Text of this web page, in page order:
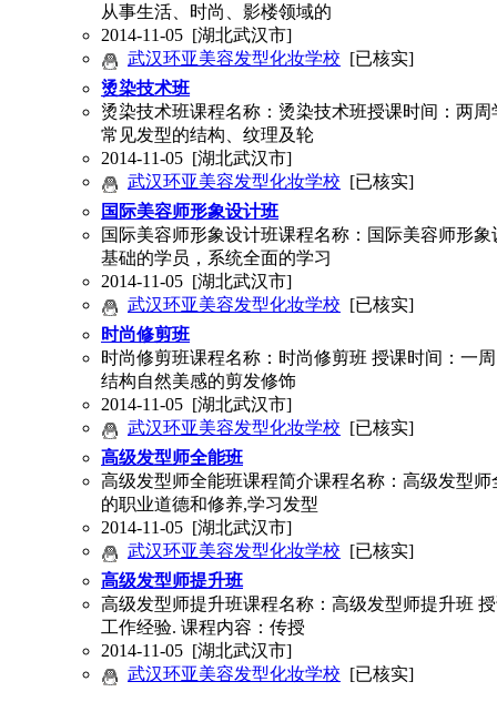
从事生活、时尚、影楼领域的
2014-11-05 [湖北武汉市]
武汉环亚美容发型化妆学校 [已核实]
烫染技术班
烫染技术班课程名称：烫染技术班授课时间：两
常见发型的结构、纹理及轮
2014-11-05 [湖北武汉市]
武汉环亚美容发型化妆学校 [已核实]
国际美容师形象设计班
国际美容师形象设计班课程名称：国际美容师形
基础的学员，系统全面的学习
2014-11-05 [湖北武汉市]
武汉环亚美容发型化妆学校 [已核实]
时尚修剪班
时尚修剪班课程名称：时尚修剪班 授课时间：一
结构自然美感的剪发修饰
2014-11-05 [湖北武汉市]
武汉环亚美容发型化妆学校 [已核实]
高级发型师全能班
高级发型师全能班课程简介课程名称：高级发型
的职业道德和修养,学习发型
2014-11-05 [湖北武汉市]
武汉环亚美容发型化妆学校 [已核实]
高级发型师提升班
高级发型师提升班课程名称：高级发型师提升班
工作经验. 课程内容：传授
2014-11-05 [湖北武汉市]
武汉环亚美容发型化妆学校 [已核实]